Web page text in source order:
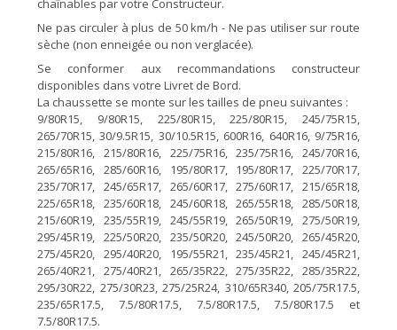
chaînables par votre Constructeur.
Ne pas circuler à plus de 50 km/h - Ne pas utiliser sur route
sèche (non enneigée ou non verglacée).
Se conformer aux recommandations constructeur
disponibles dans votre Livret de Bord.
La chaussette se monte sur les tailles de pneu suivantes :
9/80R15, 9/80R15, 225/80R15, 225/80R15, 245/75R15,
265/70R15, 30/9.5R15, 30/10.5R15, 600R16, 640R16, 9/75R16,
215/80R16, 215/80R16, 225/75R16, 235/75R16, 245/70R16,
265/65R16, 285/60R16, 195/80R17, 195/80R17, 225/70R17,
235/70R17, 245/65R17, 265/60R17, 275/60R17, 215/65R18,
225/65R18, 235/60R18, 245/60R18, 265/55R18, 285/50R18,
215/60R19, 235/55R19, 245/55R19, 265/50R19, 275/50R19,
295/45R19, 225/50R20, 235/50R20, 245/50R20, 265/45R20,
275/45R20, 295/40R20, 195/55R21, 235/45R21, 245/45R21,
265/40R21, 275/40R21, 265/35R22, 275/35R22, 285/35R22,
295/30R22, 275/30R23, 275/25R24, 310/65R340, 205/75R17.5,
235/65R17.5, 7.5/80R17.5, 7.5/80R17.5, 7.5/80R17.5 et
7.5/80R17.5.